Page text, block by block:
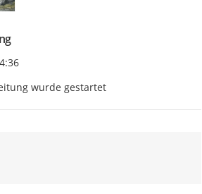
wurde gestartet
Äußerung